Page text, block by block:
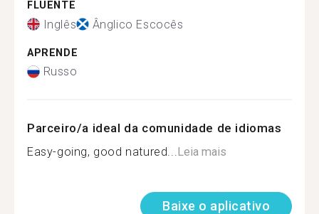
FLUENTE
Inglês Ânglico Escocês
APRENDE
Russo
Parceiro/a ideal da comunidade de idiomas
Easy-going, good natured...Leia mais
Baixe o aplicativo